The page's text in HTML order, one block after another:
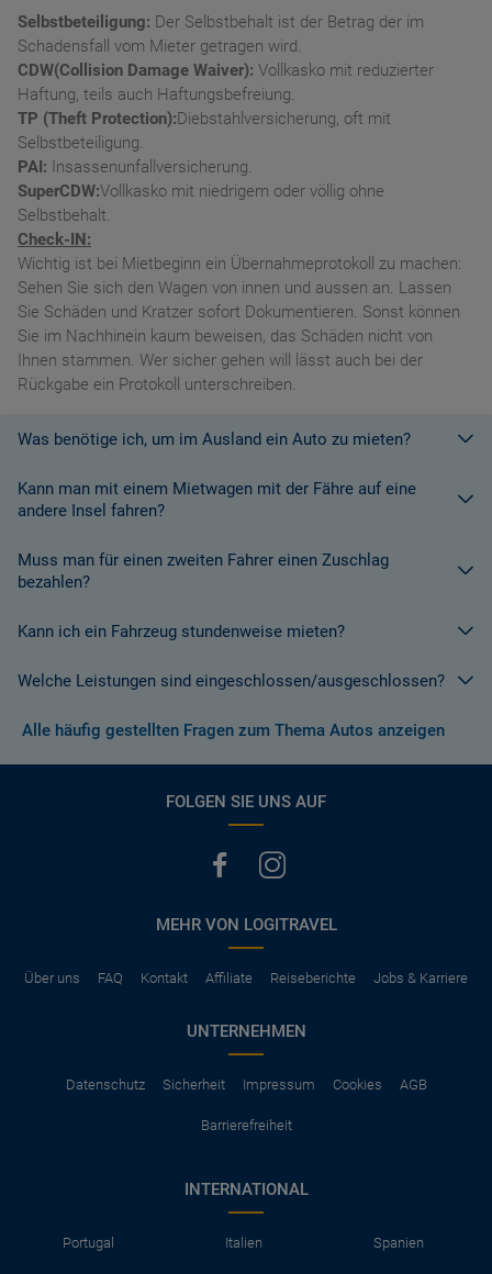
Selbstbeteiligung: Der Selbstbehalt ist der Betrag der im
Schadensfall vom Mieter getragen wird.
CDW(Collision Damage Waiver): Vollkasko mit reduzierter
Haftung, teils auch Haftungsbefreiung.
TP (Theft Protection):Diebstahlversicherung, oft mit
Selbstbeteiligung.
PAI: Insassenunfallversicherung.
SuperCDW:Vollkasko mit niedrigem oder völlig ohne
Selbstbehalt.
Check-IN:
Wichtig ist bei Mietbeginn ein Übernahmeprotokoll zu machen:
Sehen Sie sich den Wagen von innen und aussen an. Lassen
Sie Schäden und Kratzer sofort Dokumentieren. Sonst können
Sie im Nachhinein kaum beweisen, das Schäden nicht von
Ihnen stammen. Wer sicher gehen will lässt auch bei der
Rückgabe ein Protokoll unterschreiben.
Was benötige ich, um im Ausland ein Auto zu mieten?
Mit einem europäischen Führerschein ist es kein Problem ein
Fahrzeug zu mieten. In Europa und bei den meisten
Kann man mit einem Mietwagen mit der Fähre auf eine
andere Insel fahren?
Die meisten Fahrzeugvermieter erlauben aus Gründen des
Versicherungsschutzes an Bord eines Schiffes nicht, dass ihre
Informationen finden Sie in den Bedingungen des Vermieters.
Muss man für einen zweiten Fahrer einen Zuschlag
bezahlen?
Ja. Für jeden zusätzlichen Fahrer muss am Zielort ein Zuschlag
Sonderangebot informiert, bei dem ein zusätzlicher Fahrer
Kann ich ein Fahrzeug stundenweise mieten?
Derzeit ist der Mindestzeitraum für eine Autoanmietung 24
Welche Leistungen sind eingeschlossen/ausgeschlossen?
Normalerweise werden Ihnen in den AGB's die Leistungen beim
Abschluss der Buchung aufgezeigt. Wenn nicht anders
(Normalerweise mit SB)
Die folgenden Leistungen sind normalerweise im Mietpreis
Parkhäuser, Maut, Steuern, Strafzettel
Kindersitze, GPS, Schneeketten
Alle häufig gestellten Fragen zum Thema Autos anzeigen
FOLGEN SIE UNS AUF
MEHR VON LOGITRAVEL
Über uns FAQ Kontakt Affiliate Reiseberichte Jobs & Karriere
UNTERNEHMEN
Datenschutz Sicherheit Impressum Cookies AGB
Barrierefreiheit
INTERNATIONAL
Portugal Italien Spanien